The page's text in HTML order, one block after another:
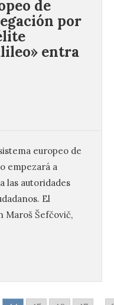
de
por
entra
europeo de
empezará a
las autoridades
El
Maroš Šefčovič,
se
con
Un
su
esta